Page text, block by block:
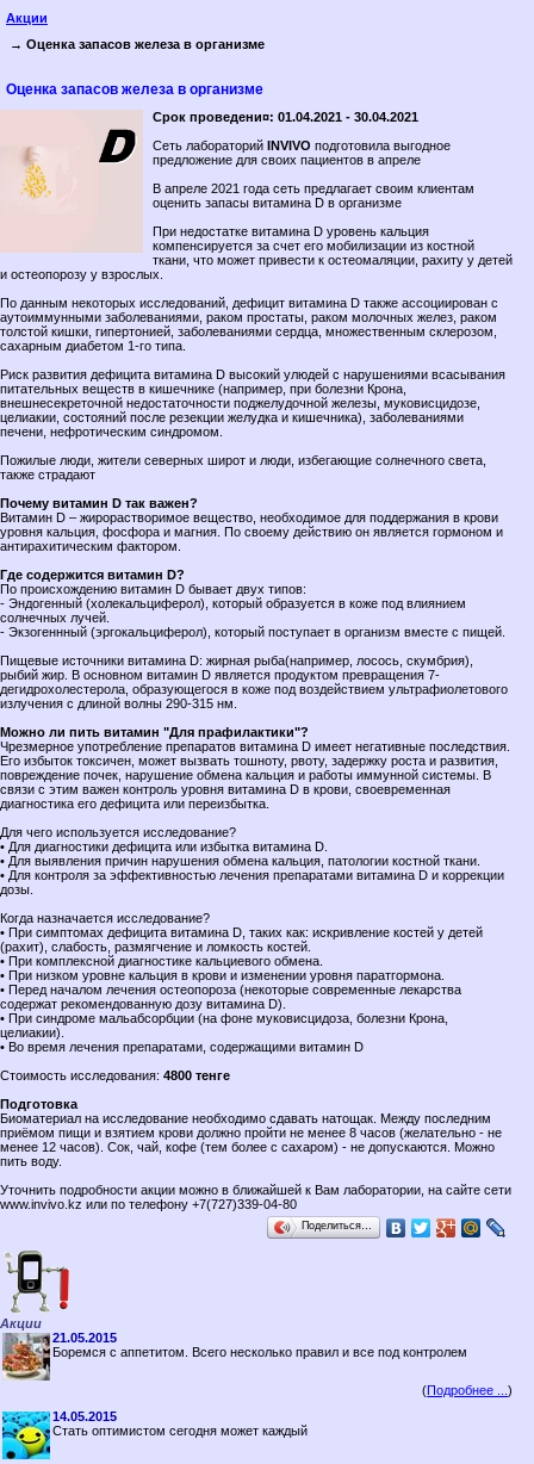
Акции
→ Оценка запасов железа в организме
Оценка запасов железа в организме
Срок проведени¤: 01.04.2021 - 30.04.2021
Сеть лабораторий INVIVO подготовила выгодное
предложение для своих пациентов в апреле
В апреле 2021 года сеть предлагает своим клиентам
оценить запасы витамина D в организме
При недостатке витамина D уровень кальция
компенсируется за счет его мобилизации из костной
ткани, что может привести к остеомаляции, рахиту у детей
и остеопорозу у взрослых.
По данным некоторых исследований, дефицит витамина D также ассоциирован с
аутоиммунными заболеваниями, раком простаты, раком молочных желез, раком
толстой кишки, гипертонией, заболеваниями сердца, множественным склерозом,
сахарным диабетом 1-го типа.
Риск развития дефицита витамина D высокий улюдей с нарушениями всасывания
питательных веществ в кишечнике (например, при болезни Крона,
внешнесекреточной недостаточности поджелудочной железы, муковисцидозе,
целиакии, состояний после резекции желудка и кишечника), заболеваниями
печени, нефротическим синдромом.
Пожилые люди, жители северных широт и люди, избегающие солнечного света,
также страдают
Почему витамин D так важен?
Витамин D – жирорастворимое вещество, необходимое для поддержания в крови
уровня кальция, фосфора и магния. По своему действию он является гормоном и
антирахитическим фактором.
Где содержится витамин D?
По происхождению витамин D бывает двух типов:
- Эндогенный (холекальциферол), который образуется в коже под влиянием
солнечных лучей.
- Экзогеннный (эргокальциферол), который поступает в организм вместе с пищей.
Пищевые источники витамина D: жирная рыба(например, лосось, скумбрия),
рыбий жир. В основном витамин D является продуктом превращения 7-
дегидрохолестерола, образующегося в коже под воздействием ультрафиолетового
излучения с длиной волны 290-315 нм.
Можно ли пить витамин "Для прафилактики"?
Чрезмерное употребление препаратов витамина D имеет негативные последствия.
Его избыток токсичен, может вызвать тошноту, рвоту, задержку роста и развития,
повреждение почек, нарушение обмена кальция и работы иммунной системы. В
связи с этим важен контроль уровня витамина D в крови, своевременная
диагностика его дефицита или переизбытка.
Для чего используется исследование?
• Для диагностики дефицита или избытка витамина D.
• Для выявления причин нарушения обмена кальция, патологии костной ткани.
• Для контроля за эффективностью лечения препаратами витамина D и коррекции
дозы.
Когда назначается исследование?
• При симптомах дефицита витамина D, таких как: искривление костей у детей
(рахит), слабость, размягчение и ломкость костей.
• При комплексной диагностике кальциевого обмена.
• При низком уровне кальция в крови и изменении уровня паратгормона.
• Перед началом лечения остеопороза (некоторые современные лекарства
содержат рекомендованную дозу витамина D).
• При синдроме мальабсорбции (на фоне муковисцидоза, болезни Крона,
целиакии).
• Во время лечения препаратами, содержащими витамин D
Стоимость исследования: 4800 тенге
Подготовка
Биоматериал на исследование необходимо сдавать натощак. Между последним
приёмом пищи и взятием крови должно пройти не менее 8 часов (желательно - не
менее 12 часов). Сок, чай, кофе (тем более с сахаром) - не допускаются. Можно
пить воду.
Уточнить подробности акции можно в ближайшей к Вам лаборатории, на сайте сети
www.invivo.kz или по телефону +7(727)339-04-80
Поделиться…
Акции
21.05.2015
Боремся с аппетитом. Всего несколько правил и все под контролем
(Подробнее ...)
14.05.2015
Стать оптимистом сегодня может каждый